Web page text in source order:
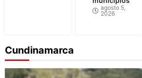
agosto 5,
2026
Cundinamarca